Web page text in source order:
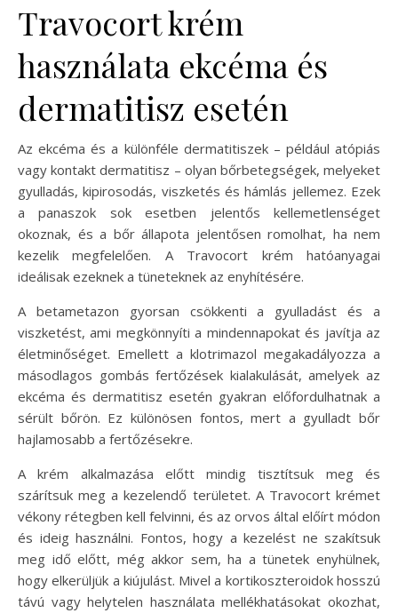
Travocort krém
használata ekcéma és
dermatitisz esetén
Az ekcéma és a különféle dermatitiszek – például atópiás
vagy kontakt dermatitisz – olyan bőrbetegségek, melyeket
gyulladás, kipirosodás, viszketés és hámlás jellemez. Ezek
a panaszok sok esetben jelentős kellemetlenséget
okoznak, és a bőr állapota jelentősen romolhat, ha nem
kezelik megfelelően. A Travocort krém hatóanyagai
ideálisak ezeknek a tüneteknek az enyhítésére.
A betametazon gyorsan csökkenti a gyulladást és a
viszketést, ami megkönnyíti a mindennapokat és javítja az
életminőséget. Emellett a klotrimazol megakadályozza a
másodlagos gombás fertőzések kialakulását, amelyek az
ekcéma és dermatitisz esetén gyakran előfordulhatnak a
sérült bőrön. Ez különösen fontos, mert a gyulladt bőr
hajlamosabb a fertőzésekre.
A krém alkalmazása előtt mindig tisztítsuk meg és
szárítsuk meg a kezelendő területet. A Travocort krémet
vékony rétegben kell felvinni, és az orvos által előírt módon
és ideig használni. Fontos, hogy a kezelést ne szakítsuk
meg idő előtt, még akkor sem, ha a tünetek enyhülnek,
hogy elkerüljük a kiújulást. Mivel a kortikoszteroidok hosszú
távú vagy helytelen használata mellékhatásokat okozhat,